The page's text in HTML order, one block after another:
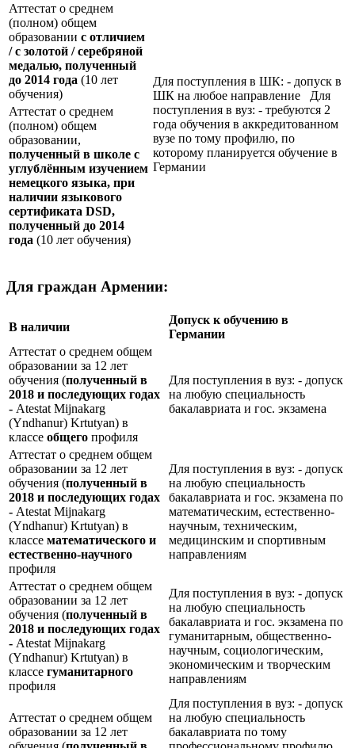
Аттестат о среднем
(полном) общем
образовании с отличием
/ с золотой / серебряной
медалью, полученный
до 2014 года (10 лет
обучения)
Для поступления в ШК: - допуск в
ШК на любое направление Для
поступления в вуз: - требуются 2
года обучения в аккредитованном
вузе по тому профилю, по
которому планируется обучение в
Германии
Аттестат о среднем
(полном) общем
образовании,
полученный в школе с
углублённым изучением
немецкого языка, при
наличии языкового
сертификата DSD,
полученный до 2014
года (10 лет обучения)
Для граждан Армении:
В наличии
Допуск к обучению в
Германии
Аттестат о среднем общем
образовании за 12 лет
обучения (полученный в
2018 и последующих годах
- Atestat Mijnakarg
(Yndhanur) Krtutyan) в
классе общего профиля
Для поступления в вуз: - допуск
на любую специальность
бакалавриата и гос. экзамена
Аттестат о среднем общем
образовании за 12 лет
обучения (полученный в
2018 и последующих годах
- Atestat Mijnakarg
(Yndhanur) Krtutyan) в
классе математического и
естественно-научного
профиля
Для поступления в вуз: - допуск
на любую специальность
бакалавриата и гос. экзамена по
математическим, естественно-
научным, техническим,
медицинским и спортивным
направлениям
Аттестат о среднем общем
образовании за 12 лет
обучения (полученный в
2018 и последующих годах
- Atestat Mijnakarg
(Yndhanur) Krtutyan) в
классе гуманитарного
профиля
Для поступления в вуз: - допуск
на любую специальность
бакалавриата и гос. экзамена по
гуманитарным, общественно-
научным, социологическим,
экономическим и творческим
направлениям
Аттестат о среднем общем
образовании за 12 лет
Для поступления в вуз: - допуск
на любую специальность
бакалавриата по тому